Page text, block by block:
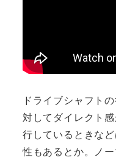
ドライブシャフト
対してダイレクト
行しているときな
性もあるとか。ノ